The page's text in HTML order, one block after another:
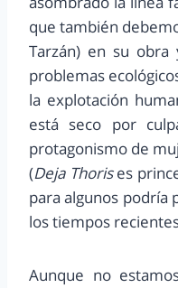
que también
Tarzán) en su
problemas
la explotación
está seco por
protagonismo de
(Deja Thorises
para algunos podría
los tiempos
Aunque no